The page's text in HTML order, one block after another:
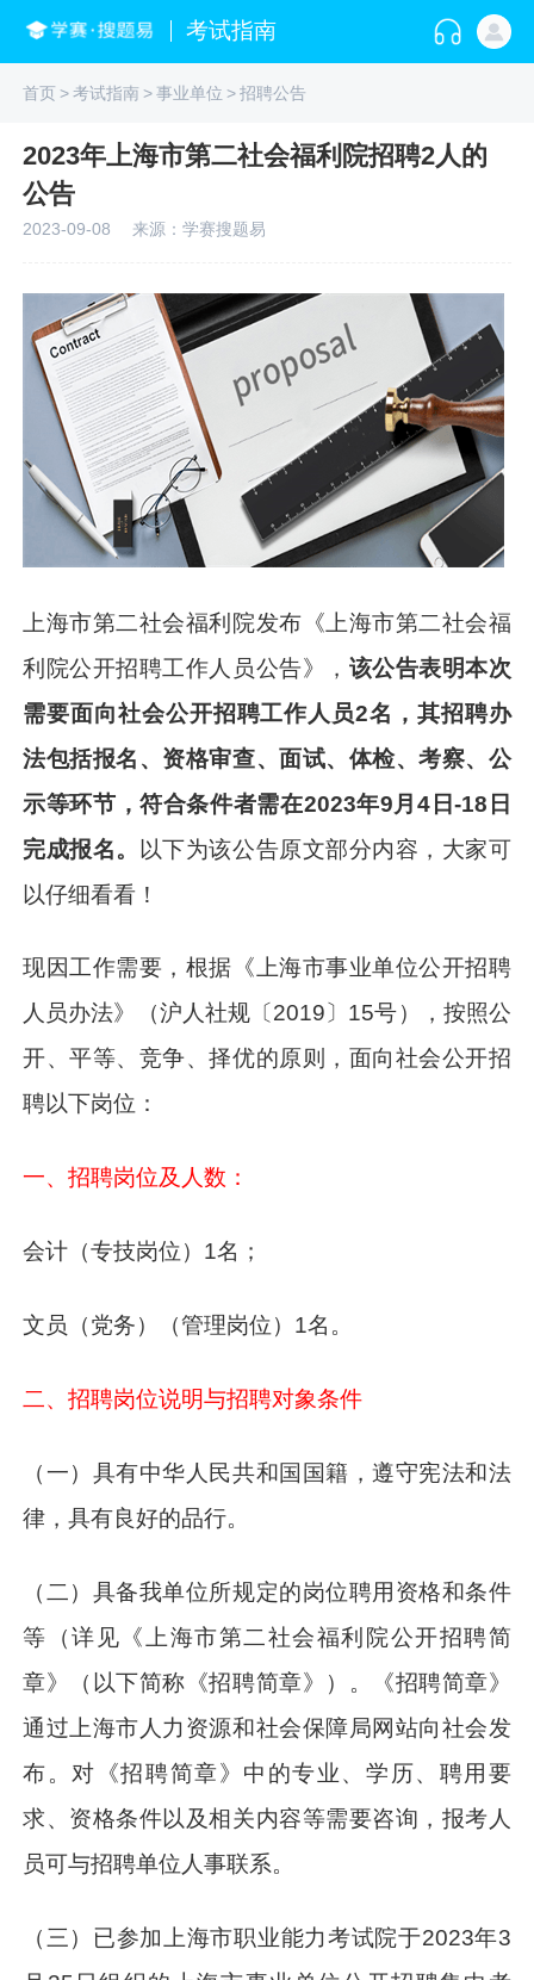
考试指南
首页>考试指南>事业单位 >招聘公告
2023年上海市第二社会福利院招聘2人的
公告
2023-09-08 来源：学赛搜题易
上海市第二社会福利院发布《上海市第二社会福
利院公开招聘工作人员公告》， 该公告表明本次
需要面向社会公开招聘工作人员2名，其招聘办
法包括报名、资格审查、面试、体检、考察、公
示等环节，符合条件者需在2023年9月4日-18日
完成报名。
以下为该公告原文部分内容，大家可
以仔细看看！
现因工作需要，根据《上海市事业单位公开招聘
人员办法》（沪人社规〔2019〕15号），按照公
开、平等、竞争、择优的原则，面向社会公开招
聘以下岗位：
一、招聘岗位及人数：
会计（专技岗位）1名；
文员（党务）（管理岗位）1名。
二、招聘岗位说明与招聘对象条件
（一）具有中华人民共和国国籍，遵守宪法和法
律，具有良好的品行。
（二）具备我单位所规定的岗位聘用资格和条件
等（详见《上海市第二社会福利院公开招聘简
章》（以下简称《招聘简章》）。《招聘简章》
通过上海市人力资源和社会保障局网站向社会发
布。对《招聘简章》中的专业、学历、聘用要
求、资格条件以及相关内容等需要咨询，报考人
员可与招聘单位人事联系。
（三）已参加上海市职业能力考试院于2023年3